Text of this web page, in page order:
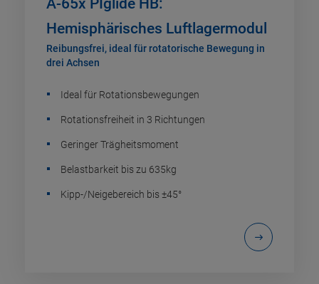
Hemisphärisches Luftlagermodul
Reibungsfrei, ideal für rotatorische Bewegung in
drei Achsen
Ideal für Rotationsbewegungen
Rotationsfreiheit in 3 Richtungen
Geringer Trägheitsmoment
Belastbarkeit bis zu 635kg
Kipp-/Neigebereich bis ±45°